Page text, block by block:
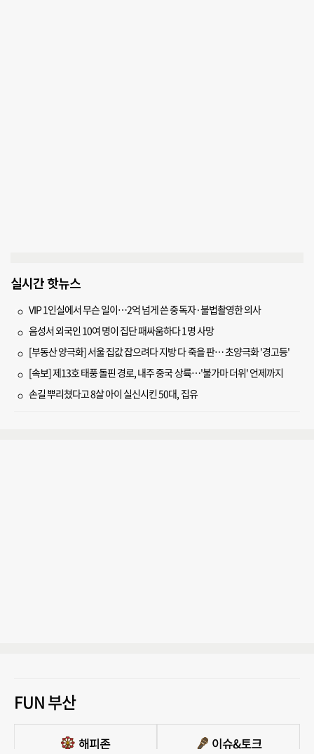
실시간 핫뉴스
VIP 1인실에서 무슨 일이…2억 넘게 쓴 중독자·불법촬영한 의사
음성서 외국인 10여 명이 집단 패싸움하다 1명 사망
[부동산 양극화] 서울 집값 잡으려다 지방 다 죽을 판… 초양극화 '경고등'
[속보] 제13호 태풍 돌핀 경로, 내주 중국 상륙…'불가마 더위' 언제까지
손길 뿌리쳤다고 8살 아이 실신시킨 50대, 집유
FUN 부산